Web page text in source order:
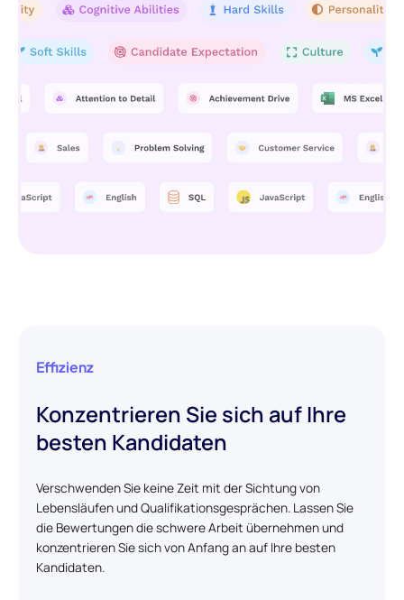
Effizienz
Konzentrieren Sie sich auf Ihre
besten Kandidaten
Verschwenden Sie keine Zeit mit der Sichtung von
Lebensläufen und Qualifikationsgesprächen. Lassen Sie
die Bewertungen die schwere Arbeit übernehmen und
konzentrieren Sie sich von Anfang an auf Ihre besten
Kandidaten.